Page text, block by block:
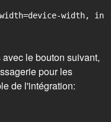
width,
le bouton suivant,
pour les
de l'intégration: